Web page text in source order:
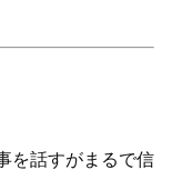
を話すがまるで信